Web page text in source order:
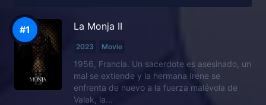
La Monja II
2023 Movie
1956, Francia. Un sacerdote es asesinado, un
mal se extiende y la hermana Irene se
enfrenta de nuevo a la fuerza malévola de
Valak, la...